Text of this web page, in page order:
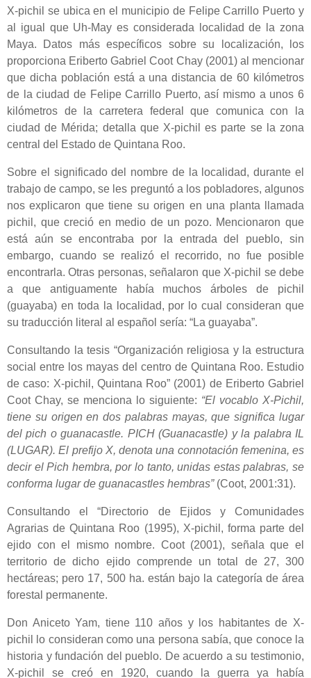
X-pichil se ubica en el municipio de Felipe Carrillo Puerto y
al igual que Uh-May es considerada localidad de la zona
Maya. Datos más específicos sobre su localización, los
proporciona Eriberto Gabriel Coot Chay (2001) al mencionar
que dicha población está a una distancia de 60 kilómetros
de la ciudad de Felipe Carrillo Puerto, así mismo a unos 6
kilómetros de la carretera federal que comunica con la
ciudad de Mérida; detalla que X-pichil es parte se la zona
central del Estado de Quintana Roo.
Sobre el significado del nombre de la localidad, durante el
trabajo de campo, se les preguntó a los pobladores, algunos
nos explicaron que tiene su origen en una planta llamada
pichil, que creció en medio de un pozo. Mencionaron que
está aún se encontraba por la entrada del pueblo, sin
embargo, cuando se realizó el recorrido, no fue posible
encontrarla. Otras personas, señalaron que X-pichil se debe
a que antiguamente había muchos árboles de pichil
(guayaba) en toda la localidad, por lo cual consideran que
su traducción literal al español sería: “La guayaba”.
Consultando la tesis “Organización religiosa y la estructura
social entre los mayas del centro de Quintana Roo. Estudio
de caso: X-pichil, Quintana Roo” (2001) de Eriberto Gabriel
Coot Chay, se menciona lo siguiente: “El vocablo X-Pichil,
tiene su origen en dos palabras mayas, que significa lugar
del pich o guanacastle. PICH (Guanacastle) y la palabra IL
(LUGAR). El prefijo X, denota una connotación femenina, es
decir el Pich hembra, por lo tanto, unidas estas palabras, se
conforma lugar de guanacastles hembras” (Coot, 2001:31).
Consultando el “Directorio de Ejidos y Comunidades
Agrarias de Quintana Roo (1995), X-pichil, forma parte del
ejido con el mismo nombre. Coot (2001), señala que el
territorio de dicho ejido comprende un total de 27, 300
hectáreas; pero 17, 500 ha. están bajo la categoría de área
forestal permanente.
Don Aniceto Yam, tiene 110 años y los habitantes de X-
pichil lo consideran como una persona sabía, que conoce la
historia y fundación del pueblo. De acuerdo a su testimonio,
X-pichil se creó en 1920, cuando la guerra ya había